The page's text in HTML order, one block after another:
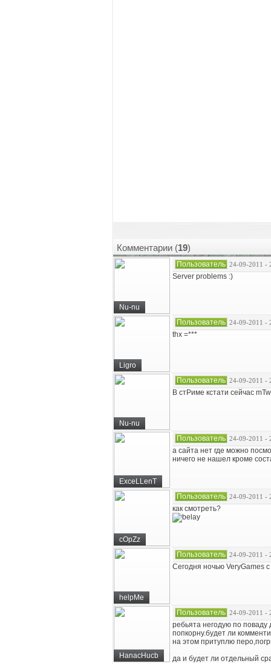
Комментарии (19)
Nu-nu
Пользователь 24-09-2011 -
Server problems :)
Ligro
Пользователь 24-09-2011 -
thx =***
Nu-nu
Пользователь 24-09-2011 -
В стРиме кстати сейчас
ExceLLenT
Пользователь 24-09-2011 -
а сайта нет где можно
ничего не нашел кроме
cOpZz
Пользователь 24-09-2011 -
как смотреть?
helpMe
Пользователь 24-09-2011 -
Сегодня ночью VeryGames
HanacHucb
Пользователь 24-09-2011 -
ребьята негодую по
попкорну.будет ли
на этом притуплю
да и будет ли отдельный